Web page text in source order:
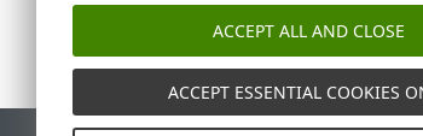
ACCEPT ALL AND CLOSE
ACCEPT ESSENTIAL COOKIES